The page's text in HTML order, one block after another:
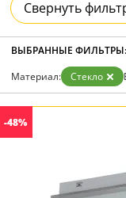
Свернуть
ВЫБРАННЫЕ ФИЛЬТРЫ:
Материал: Стекло
-48%